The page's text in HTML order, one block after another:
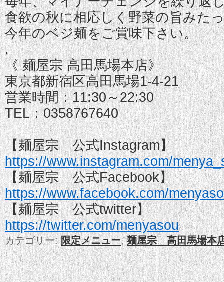
食欲の秋に相応しく野菜の旨みた
今年のベジ麺をご賞味下さい。
.
《 麺屋宗 高田馬場本店》
東京都新宿区高田馬場1-4-21
営業時間：11:30～22:30
TEL：0358767640
【麺屋宗 公式Instagram】
https://www.instagram.com/
【麺屋宗 公式Facebook】
https://www.facebook.com/
【麺屋宗 公式twitter】
https://twitter.com/menyasou
カテゴリー: 限定メニュー,麺屋宗 高田馬場本